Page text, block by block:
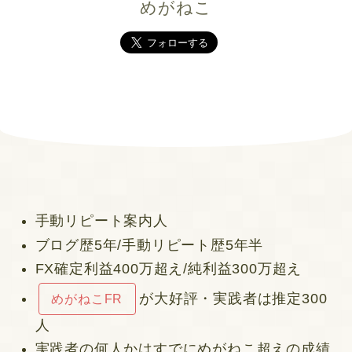
めがねこ
手動リピート案内人
ブログ歴5年/手動リピート歴5年半
FX確定利益400万超え/純利益300万超え
めがねこFR
が大好評・実践者は推定300
人
実践者の何人かはすでにめがねこ超えの成績